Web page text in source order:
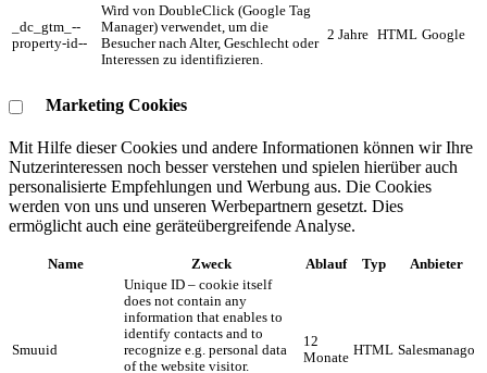
_dc_gtm_--
property-id--
Wird von DoubleClick (Google Tag
Manager) verwendet, um die
Besucher nach Alter, Geschlecht oder
Interessen zu identifizieren.
2 Jahre HTML Google
Marketing Cookies
Mit Hilfe dieser Cookies und andere Informationen können wir Ihre
Nutzerinteressen noch besser verstehen und spielen hierüber auch
personalisierte Empfehlungen und Werbung aus. ​Die Cookies
werden von uns und unseren Werbepartnern gesetzt. Dies
ermöglicht auch eine geräteübergreifende Analyse.
Name Zweck Ablauf Typ Anbieter
Smuuid
Unique ID – cookie itself
does not contain any
information that enables to
identify contacts and to
recognize e.g. personal data
of the website visitor.
12
Monate HTML Salesmanago